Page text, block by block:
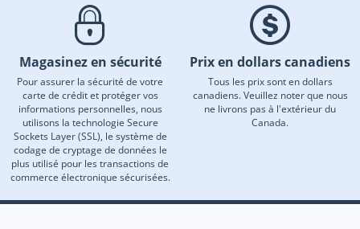
Magasinez en sécurité
Pour assurer la sécurité de votre
carte de crédit et protéger vos
informations personnelles, nous
utilisons la technologie Secure
Sockets Layer (SSL), le système de
codage de cryptage de données le
plus utilisé pour les transactions de
commerce électronique sécurisées.
Prix en dollars canadiens
Tous les prix sont en dollars
canadiens. Veuillez noter que nous
ne livrons pas à l'extérieur du
Canada.